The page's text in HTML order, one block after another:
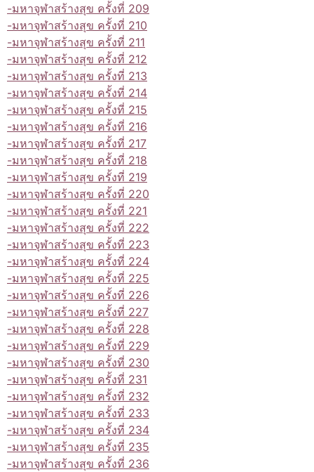
-มหาจุฬาสร้างสุข ครั้งที่ 209
-มหาจุฬาสร้างสุข ครั้งที่ 210
-มหาจุฬาสร้างสุข ครั้งที่ 211
-มหาจุฬาสร้างสุข ครั้งที่ 212
-มหาจุฬาสร้างสุข ครั้งที่ 213
-มหาจุฬาสร้างสุข ครั้งที่ 214
-มหาจุฬาสร้างสุข ครั้งที่ 215
-มหาจุฬาสร้างสุข ครั้งที่ 216
-มหาจุฬาสร้างสุข ครั้งที่ 217
-มหาจุฬาสร้างสุข ครั้งที่ 218
-มหาจุฬาสร้างสุข ครั้งที่ 219
-มหาจุฬาสร้างสุข ครั้งที่ 220
-มหาจุฬาสร้างสุข ครั้งที่ 221
-มหาจุฬาสร้างสุข ครั้งที่ 222
-มหาจุฬาสร้างสุข ครั้งที่ 223
-มหาจุฬาสร้างสุข ครั้งที่ 224
-มหาจุฬาสร้างสุข ครั้งที่ 225
-มหาจุฬาสร้างสุข ครั้งที่ 226
-มหาจุฬาสร้างสุข ครั้งที่ 227
-มหาจุฬาสร้างสุข ครั้งที่ 228
-มหาจุฬาสร้างสุข ครั้งที่ 229
-มหาจุฬาสร้างสุข ครั้งที่ 230
-มหาจุฬาสร้างสุข ครั้งที่ 231
-มหาจุฬาสร้างสุข ครั้งที่ 232
-มหาจุฬาสร้างสุข ครั้งที่ 233
-มหาจุฬาสร้างสุข ครั้งที่ 234
-มหาจุฬาสร้างสุข ครั้งที่ 235
-มหาจุฬาสร้างสุข ครั้งที่ 236